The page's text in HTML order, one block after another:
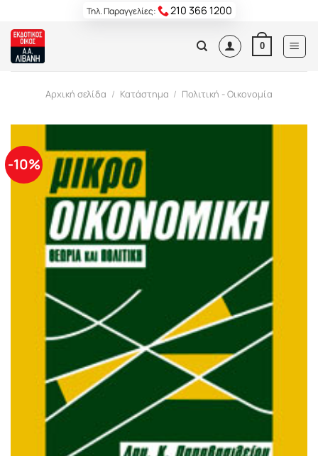
content
Τηλ. Παραγγελίες: 210 366 1200
0
Αρχική σελίδα / Κατάστημα / Πολιτική - Οικονομία
-10%